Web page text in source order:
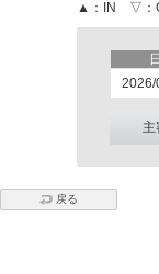
▲：IN ▽：
2026/
主
戻る